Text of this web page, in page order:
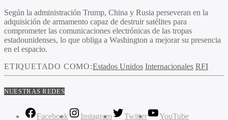
Según la administración Trump, China y Rusia perseveran en la
adquisición de armamento capaz de destruir satélites para
comprometer las comunicaciones electrónicas de las tropas
estadounidenses, lo que obliga a Washington a mejorar su presencia
en el espacio.
ETIQUETADO COMO:Estados Unidos Internacionales RFI
NUESTRAS REDES
Facebook Instagram Twitter
YouTube